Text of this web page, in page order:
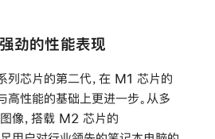
劲的性能表现
芯片的第二代，在 M1 芯片的
高性能的基础上更进一步。从多
像，搭载 M2 芯片的